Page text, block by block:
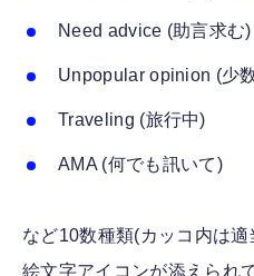
Need advice (助言求む)
Unpopular opinion (少
Traveling (旅行中)
AMA (何でも訊いて)
など10数種類(カッコ内は
絵文字アイコンが添えられ